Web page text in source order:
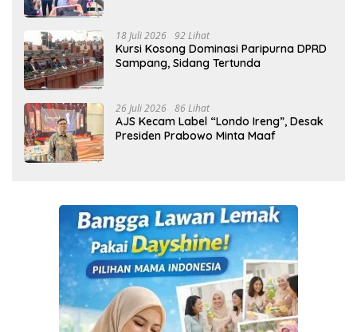
18 Juli 2026 92 Lihat
Kursi Kosong Dominasi Paripurna DPRD
Sampang, Sidang Tertunda
26 Juli 2026 86 Lihat
AJS Kecam Label “Londo Ireng”, Desak
Presiden Prabowo Minta Maaf